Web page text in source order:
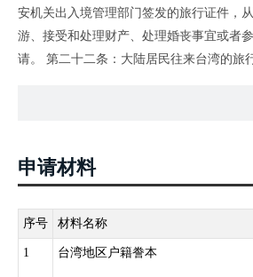
安机关出入境管理部门签发的旅行证件，
游、接受和处理财产、处理婚丧事宜或者
请。 第二十二条：大陆居民往来台湾的旅
申请材料
序号 材料名称
1 台湾地区户籍誊本